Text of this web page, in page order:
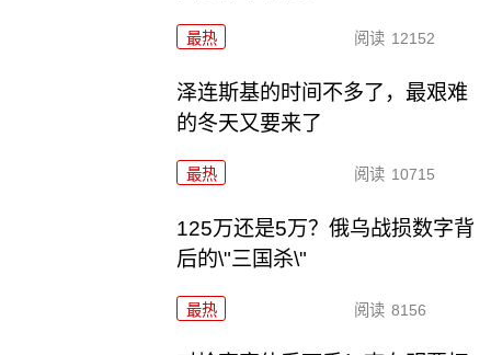
最热 阅读 12152
泽连斯基的时间不多了，最艰难
的冬天又要来了
最热 阅读 10715
125万还是5万？俄乌战损数字背
后的\"三国杀\"
最热 阅读 8156